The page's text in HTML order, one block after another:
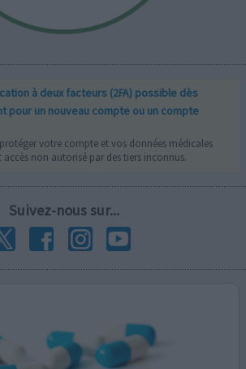
à deux facteurs (2FA) possible dès
pour un nouveau compte ou un compte
votre compte et vos données médicales
non autorisé par des tiers inconnus.
Suivez-nous sur...